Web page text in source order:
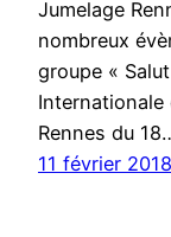
Jumelage
nombreux
groupe «
Internationale
Rennes du
11 février 2018